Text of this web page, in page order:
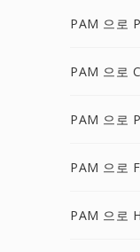
PAM 으로
PAM 으로
PAM 으로
PAM 으로
PAM 으로